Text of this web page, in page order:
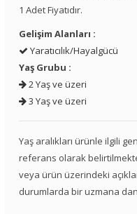
1 Adet Fiyatıdır.
Gelişim Alanları :
Yaratıcılık/Hayalgücü
Yaş Grubu :
2 Yaş ve üzeri
3 Yaş ve üzeri
Yaş aralıkları ürünle ilgili
referans olarak
veya ürün üzerindeki
durumlarda bir uzmana